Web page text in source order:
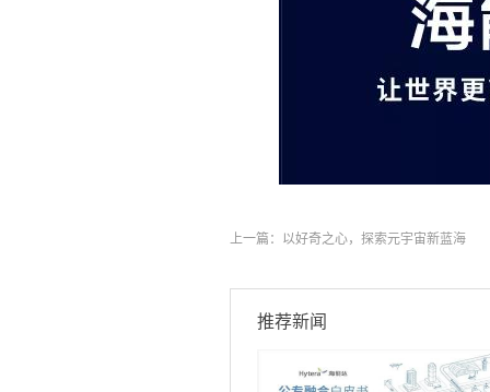
上一篇： 以好奇之心，探索元宇宙新蓝海
推荐新闻